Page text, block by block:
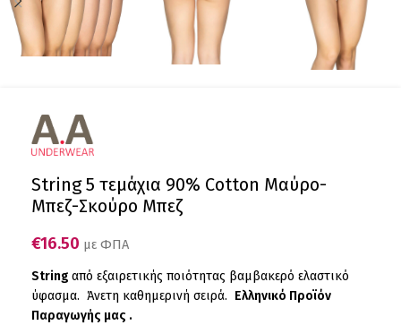
String 5 τεμάχια 90% Cotton Μαύρο-
Μπεζ-Σκούρο Μπεζ
€16.50 με ΦΠΑ
String από εξαιρετικής ποιότητας βαμβακερό ελαστικό
ύφασμα. Άνετη καθημερινή σειρά. Ελληνικό Προϊόν
Παραγωγής μας .